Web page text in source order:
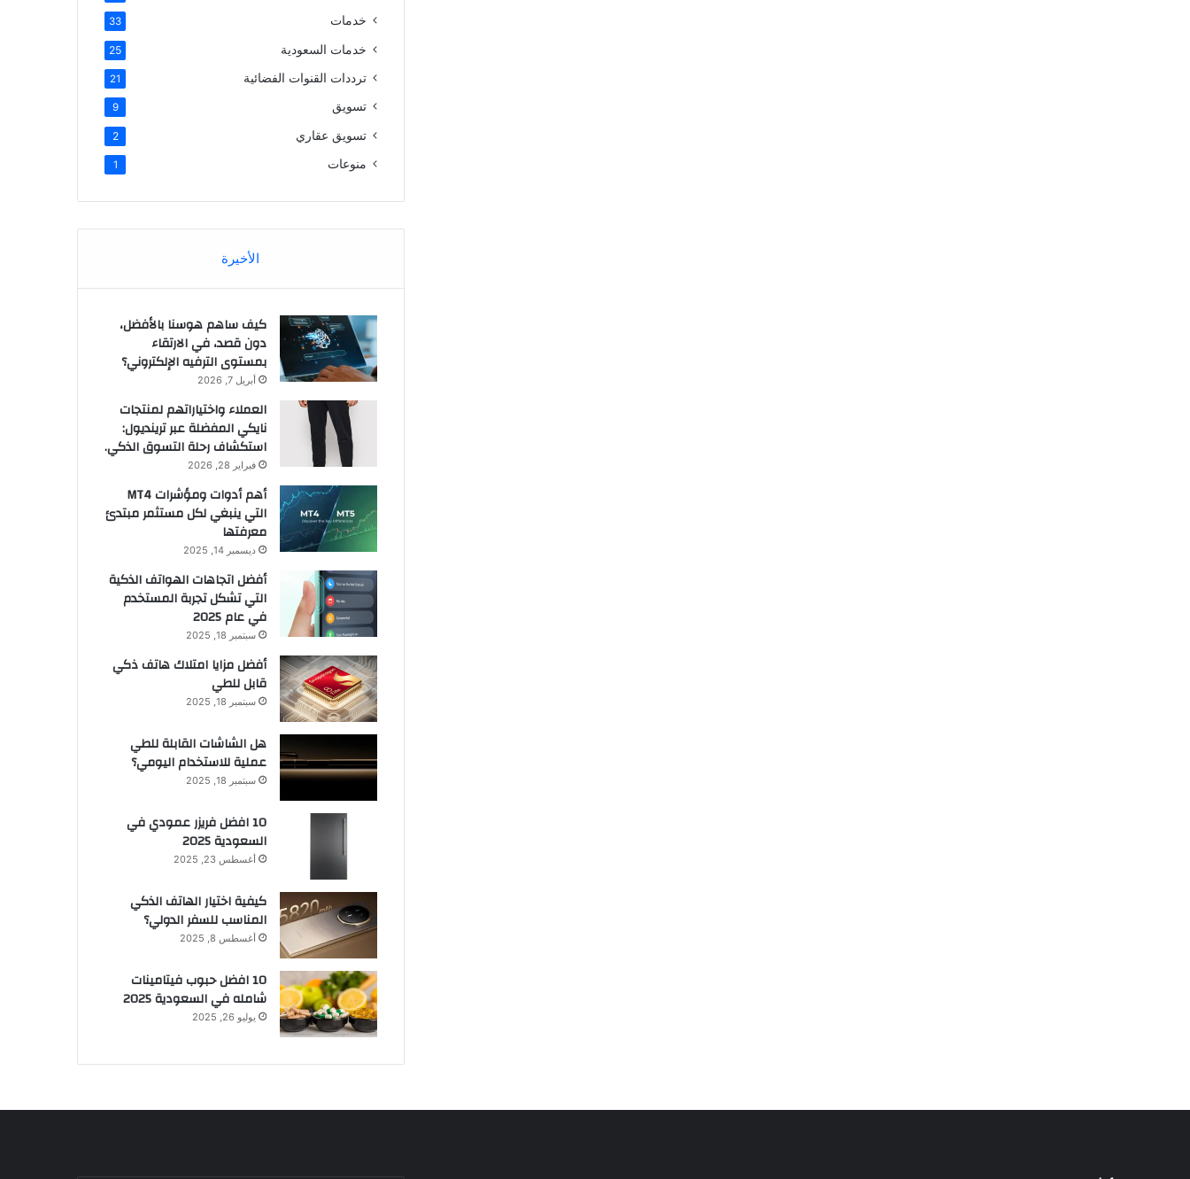
خدمات 33
خدمات السعودية 25
ترددات القنوات الفضائية 21
تسويق 9
تسويق عقاري 2
منوعات 1
الأخيرة
كيف ساهم هوسنا بالأفضل،
دون قصد، في الارتقاء
بمستوى الترفيه الإلكتروني؟
أبريل 7, 2026
العملاء واختياراتهم لمنتجات
نايكي المفضلة عبر ترينديول:
استكشاف رحلة التسوق الذكي.
فبراير 28, 2026
أهم أدوات ومؤشرات MT4
التي ينبغي لكل مستثمر مبتدئ
معرفتها
ديسمبر 14, 2025
أفضل اتجاهات الهواتف الذكية
التي تشكل تجربة المستخدم
في عام 2025
سبتمبر 18, 2025
أفضل مزايا امتلاك هاتف ذكي
قابل للطي
سبتمبر 18, 2025
هل الشاشات القابلة للطي
عملية للاستخدام اليومي؟
سبتمبر 18, 2025
10 افضل فريزر عمودي​ في
السعودية​ 2025
أغسطس 23, 2025
كيفية اختيار الهاتف الذكي
المناسب للسفر الدولي؟
أغسطس 8, 2025
10 افضل حبوب فيتامينات
شامله​ في السعودية 2025
يوليو 26, 2025